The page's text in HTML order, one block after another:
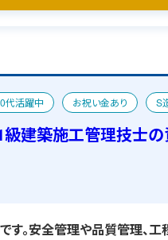
代活躍中 お祝い金あり
S
級建築施工管理技士
安全管理や品質管理、工